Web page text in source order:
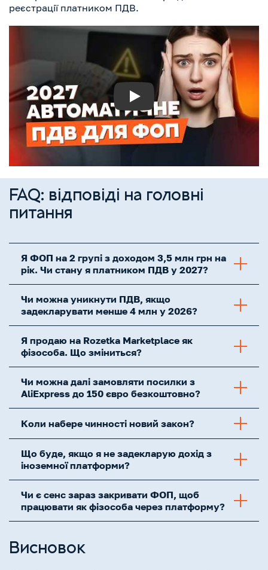
реєстрації платником ПДВ.
Play
FAQ: відповіді на головні
питання
Я ФОП на 2 групі з доходом 3,5 млн грн на
рік. Чи стану я платником ПДВ у 2027?
Чи можна уникнути ПДВ, якщо
задекларувати менше 4 млн у 2026?
Я продаю на Rozetka Marketplace як
фізособа. Що зміниться?
Чи можна далі замовляти посилки з
AliExpress до 150 євро безкоштовно?
Коли набере чинності новий закон?
Що буде, якщо я не задекларую дохід з
іноземної платформи?
Чи є сенс зараз закривати ФОП, щоб
працювати як фізособа через платформу?
Висновок